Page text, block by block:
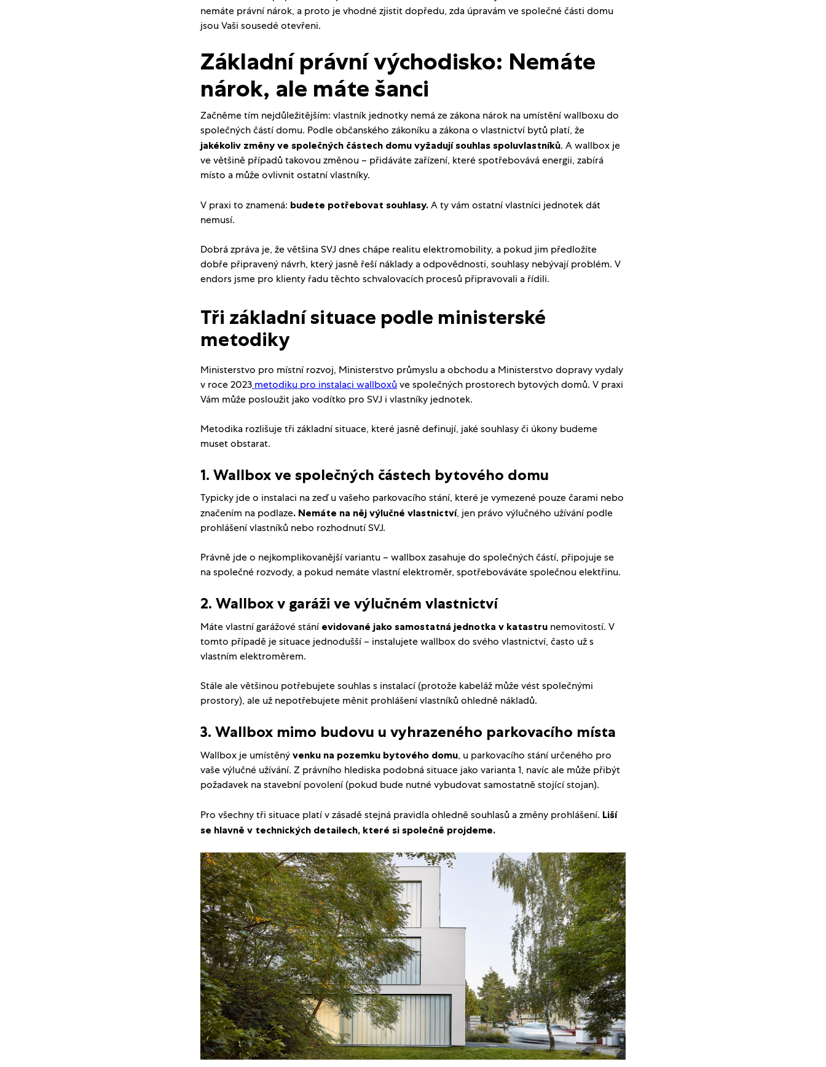
nemáte právní nárok, a proto je vhodné zjistit dopředu, zda úpravám ve společné části domu
jsou Vaši sousedé otevřeni.
Základní právní východisko: Nemáte
nárok, ale máte šanci
Začněme tím nejdůležitějším: vlastník jednotky nemá ze zákona nárok na umístění wallboxu do
společných částí domu. Podle občanského zákoníku a zákona o vlastnictví bytů platí, že
jakékoliv změny ve společných částech domu vyžadují souhlas spoluvlastníků. A wallbox je
ve většině případů takovou změnou – přidáváte zařízení, které spotřebovává energii, zabírá
místo a může ovlivnit ostatní vlastníky.
V praxi to znamená: budete potřebovat souhlasy. A ty vám ostatní vlastníci jednotek dát
nemusí.
Dobrá zpráva je, že většina SVJ dnes chápe realitu elektromobility, a pokud jim předložíte
dobře připravený návrh, který jasně řeší náklady a odpovědnosti, souhlasy nebývají problém. V
endors jsme pro klienty řadu těchto schvalovacích procesů připravovali a řídili.
Tři základní situace podle ministerské
metodiky
Ministerstvo pro místní rozvoj, Ministerstvo průmyslu a obchodu a Ministerstvo dopravy vydaly
v roce 2023 metodiku pro instalaci wallboxůve společných prostorech bytových domů. V praxi
Vám může posloužit jako vodítko pro SVJ i vlastníky jednotek.
Metodika rozlišuje tři základní situace, které jasně definují, jaké souhlasy či úkony budeme
muset obstarat.
1. Wallbox ve společných částech bytového domu
Typicky jde o instalaci na zeď u vašeho parkovacího stání, které je vymezené pouze čarami nebo
značením na podlaze. Nemáte na něj výlučné vlastnictví, jen právo výlučného užívání podle
prohlášení vlastníků nebo rozhodnutí SVJ.
Právně jde o nejkomplikovanější variantu – wallbox zasahuje do společných částí, připojuje se
na společné rozvody, a pokud nemáte vlastní elektroměr, spotřebováváte společnou elektřinu.
2. Wallbox v garáži ve výlučném vlastnictví
Máte vlastní garážové stáníevidované jako samostatná jednotka v katastru nemovitostí. V
tomto případě je situace jednodušší – instalujete wallbox do svého vlastnictví, často už s
vlastním elektroměrem.
Stále ale většinou potřebujete souhlas s instalací (protože kabeláž může vést společnými
prostory), ale už nepotřebujete měnit prohlášení vlastníků ohledně nákladů.
3. Wallbox mimo budovu u vyhrazeného parkovacího místa
Wallbox je umístěný venku na pozemku bytového domu, u parkovacího stání určeného pro
vaše výlučné užívání. Z právního hlediska podobná situace jako varianta 1, navíc ale může přibýt
požadavek na stavební povolení (pokud bude nutné vybudovat samostatně stojící stojan).
Pro všechny tři situace platí v zásadě stejná pravidla ohledně souhlasů a změny prohlášení. Liší
se hlavně v technických detailech, které si společně projdeme.